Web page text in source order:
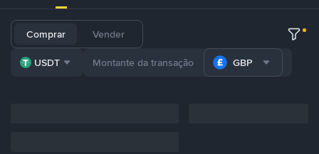
Comprar Vender
USDT GBP